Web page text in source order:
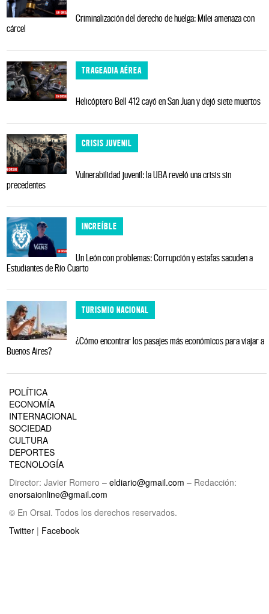
Criminalización del derecho de huelga: Milei amenaza con
cárcel
TRAGEADIA AÉREA
Helicóptero Bell 412 cayó en San Juan y dejó siete muertos
CRISIS JUVENIL
Vulnerabilidad juvenil: la UBA reveló una crisis sin
precedentes
INCREÍBLE
Un León con problemas: Corrupción y estafas sacuden a
Estudiantes de Río Cuarto
TURISMIO NACIONAL
¿Cómo encontrar los pasajes más económicos para viajar a
Buenos Aires?
POLÍTICA
ECONOMÍA
INTERNACIONAL
SOCIEDAD
CULTURA
DEPORTES
TECNOLOGÍA
Director: Javier Romero – eldiario@gmail.com – Redacción:
enorsaionline@gmail.com
© En Orsai. Todos los derechos reservados.
Twitter | Facebook